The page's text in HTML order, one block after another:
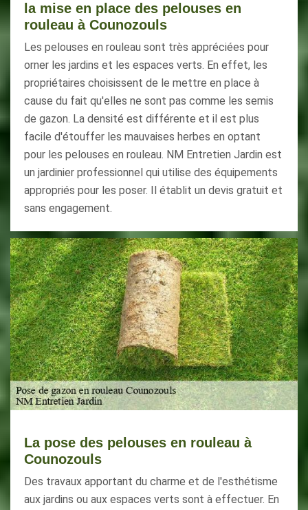
la mise en place des pelouses en
rouleau à Counozouls
Les pelouses en rouleau sont très appréciées pour
orner les jardins et les espaces verts. En effet, les
propriétaires choisissent de le mettre en place à
cause du fait qu'elles ne sont pas comme les semis
de gazon. La densité est différente et il est plus
facile d'étouffer les mauvaises herbes en optant
pour les pelouses en rouleau. NM Entretien Jardin est
un jardinier professionnel qui utilise des équipements
appropriés pour les poser. Il établit un devis gratuit et
sans engagement.
La pose des pelouses en rouleau à
Counozouls
Des travaux apportant du charme et de l'esthétisme
aux jardins ou aux espaces verts sont à effectuer. En